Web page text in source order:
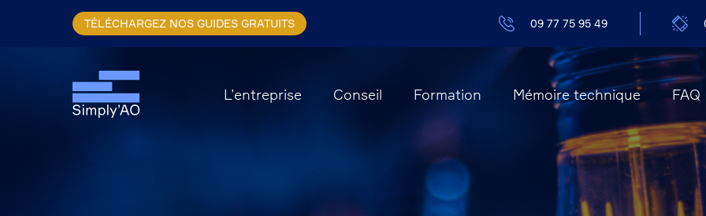
TÉLÉCHARGEZ NOS GUIDES GRATUITS 09 77 75 95 49
L’entreprise Conseil Formation Mémoire technique FAQ